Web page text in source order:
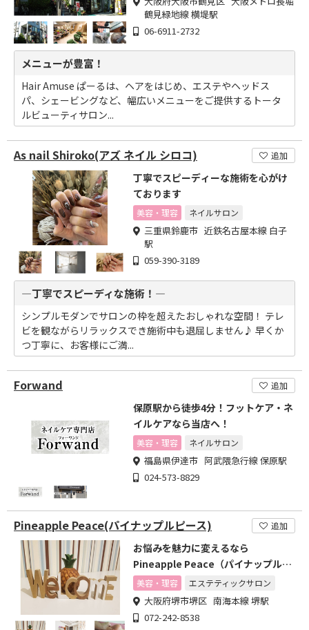
鶴見緑地線 横堤駅
06-6911-2732
メニューが豊富！
Hair Amuse ぱーるは、ヘアをはじめ、エステやヘッドス
パ、シェービングなど、幅広いメニューをご提供するトータ
ルビューティサロン...
As nail Shiroko(アズ ネイル シロコ) 追加
丁寧でスピーディーな施術を心がけ
ております
美容・理容 ネイルサロン
三重県鈴鹿市 近鉄名古屋本線 白子
駅
059-390-3189
―丁寧でスピーディな施術！―
シンプルモダンでサロンの枠を超えたおしゃれな空間！ テレ
ビを観ながらリラックスでき施術中も退屈しません♪ 早くか
つ丁寧に、お客様にご満...
Forwand 追加
保原駅から徒歩4分！フットケア・ネ
イルケアなら当店へ！
美容・理容 ネイルサロン
福島県伊達市 阿武隈急行線 保原駅
024-573-8829
Pineapple Peace(パイナップルピース) 追加
お悩みを魅力に変えるなら
Pineapple Peace（パイナップルピ
ース）へ♪
美容・理容 エステティックサロン
大阪府堺市堺区 南海本線 堺駅
072-242-8538